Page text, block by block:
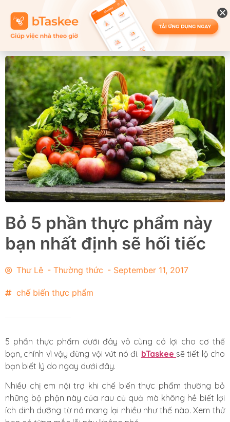
Bỏ 5 phần thực phẩm này
bạn nhất định sẽ hối tiếc
Thư Lê - Thường thức - September 11, 2017
chế biến thực phẩm
5 phần thực phẩm dưới đây vô cùng có lợi cho cơ thể
bạn, chính vì vậy đừng vội vứt nó đi. bTaskee sẽ tiết lộ cho
bạn biết lý do ngay dưới đây.
Nhiều chị em nội trợ khi chế biến thực phẩm thường bỏ
những bộ phận này của rau củ quả mà không hề biết lợi
ích dinh dưỡng từ nó mang lại nhiều như thế nào. Xem thử